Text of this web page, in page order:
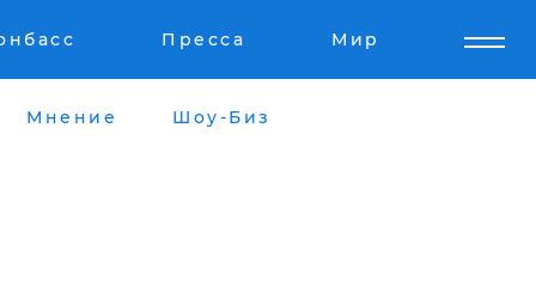
Пресса Мир
Мнение Шоу-Биз